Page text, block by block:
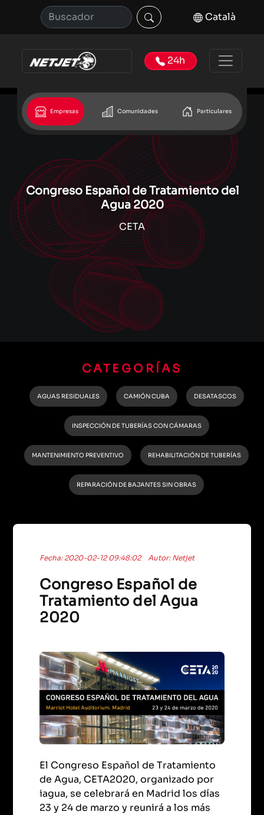
Català
24h
Empresas Comunidades Particulares
Congreso Español de Tratamiento del
Agua 2020
CETA
CATEGORÍAS
AGUAS RESIDUALES CAMIÓN CUBA DESATASCOS
INSPECCIÓN DE TUBERÍAS CON CÁMARAS
MANTENIMIENTO PREVENTIVO REHABILITACIÓN DE TUBERÍAS
REPARACIÓN DE BAJANTES SIN OBRAS
Fecha: 2020-02-12 09:48:02 Autor: Netjet
Congreso Español de
Tratamiento del Agua
2020
El Congreso Español de Tratamiento
de Agua, CETA2020, organizado por
iagua, se celebrará en Madrid los días
23 y 24 de marzo y reunirá a los más